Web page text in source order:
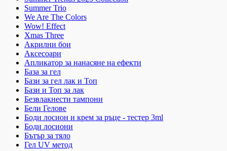
Summer Trio
We Are The Colors
Wow! Effect
Xmas Three
Акрилни бои
Аксесоари
Апликатор за нанасяне на ефекти
База за гел
Бази за гел лак и Топ
Бази и Топ за лак
Безвлакнести тампони
Бели Гелове
Боди лосион и крем за ръце - тестер 3ml
Боди лосиони
Бътър за тяло
Гел UV метод